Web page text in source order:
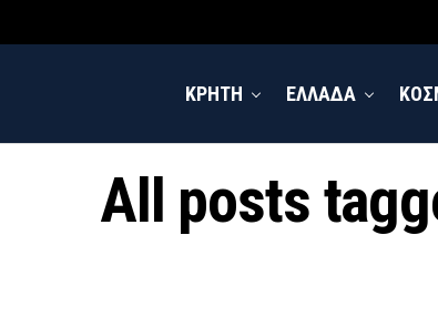
ΚΡΗΤΗ ΕΛΛΑΔΑ
All posts